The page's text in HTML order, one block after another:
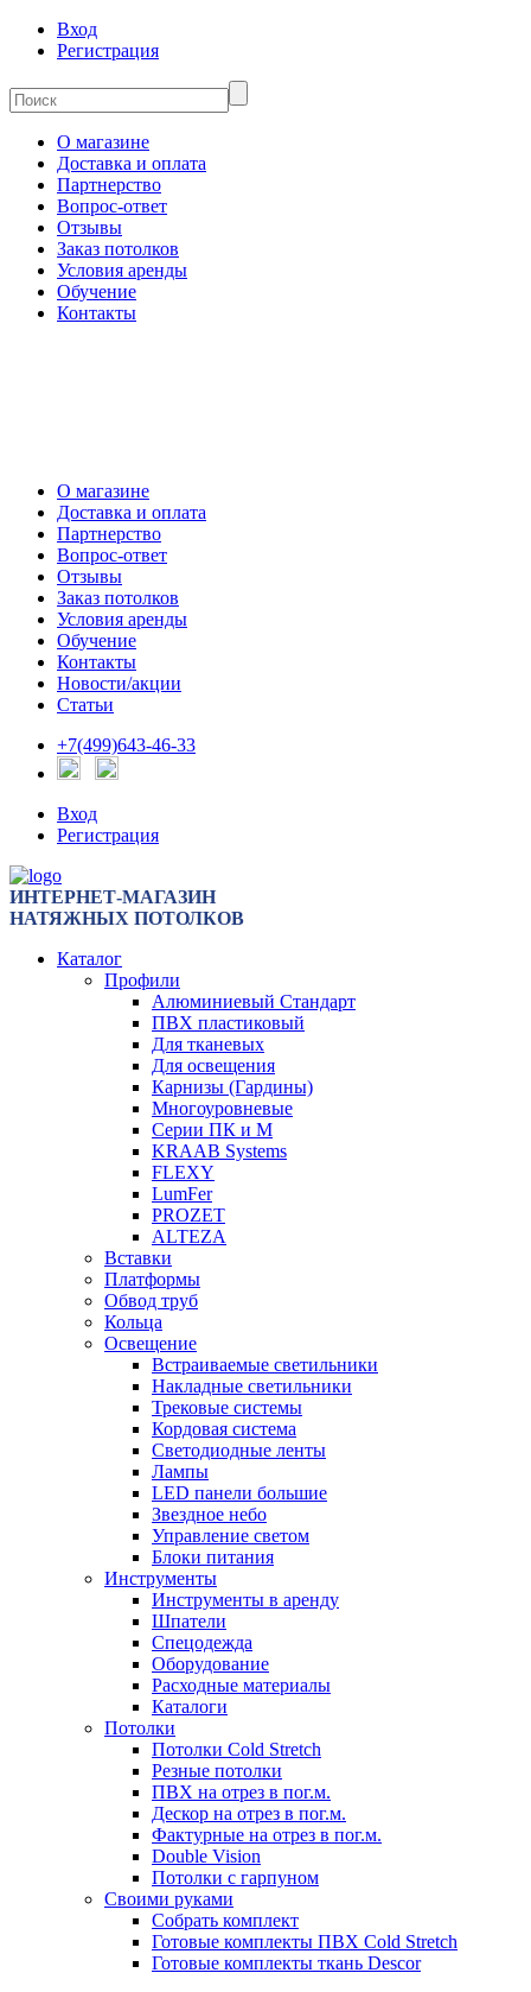
Вход
Регистрация
О магазине
Доставка и оплата
Партнерство
Вопрос-ответ
Отзывы
Заказ потолков
Условия аренды
Обучение
Контакты
О магазине
Доставка и оплата
Партнерство
Вопрос-ответ
Отзывы
Заказ потолков
Условия аренды
Обучение
Контакты
Новости/акции
Статьи
+7(499)643-46-33
Вход
Регистрация
ИНТЕРНЕТ-МАГАЗИН
НАТЯЖНЫХ ПОТОЛКОВ
Каталог
Профили
Алюминиевый Стандарт
ПВХ пластиковый
Для тканевых
Для освещения
Карнизы (Гардины)
Многоуровневые
Серии ПК и М
KRAAB Systems
FLEXY
LumFer
PROZET
ALTEZA
Вставки
Платформы
Обвод труб
Кольца
Освещение
Встраиваемые светильники
Накладные светильники
Трековые системы
Кордовая система
Светодиодные ленты
Лампы
LED панели большие
Звездное небо
Управление светом
Блоки питания
Инструменты
Инструменты в аренду
Шпатели
Спецодежда
Оборудование
Расходные материалы
Каталоги
Потолки
Потолки Cold Stretch
Резные потолки
ПВХ на отрез в пог.м.
Дескор на отрез в пог.м.
Фактурные на отрез в пог.м.
Double Vision
Потолки с гарпуном
Своими руками
Собрать комплект
Готовые комплекты ПВХ Cold Stretch
Готовые комплекты ткань Descor